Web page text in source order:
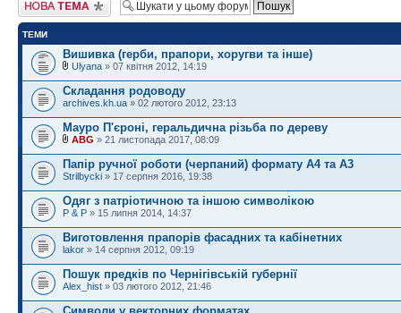
ТЕМИ
Вишивка (герби, прапори, хоругви та інше)
Ulyana » 07 квітня 2012, 14:19
Складання родоводу
archives.kh.ua » 02 лютого 2012, 23:13
Мауро П'єроні, геральдична різьба по дереву
ABG » 21 листопада 2017, 08:09
Папір ручної роботи (черпаний) формату А4 та А3
Strilbycki » 17 серпня 2016, 19:38
Одяг з патріотичною та іншою символікою
P & P » 15 липня 2014, 14:37
Виготовлення прапорів фасадних та кабінетних
lakor » 14 серпня 2012, 09:19
Пошук предків по Чернігівській губернії
Alex_hist » 03 лютого 2012, 21:46